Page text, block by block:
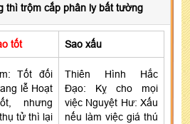
thì trộm cắp phân ly bất tường
tốt Sao xấu
Tốt đối
lễ Hoạt
nhưng
tử thì lại
Thiên Hình Hắc
Đạo: Kỵ cho mọi
việc Nguyệt Hư: Xấu
nếu làm việc giá thú